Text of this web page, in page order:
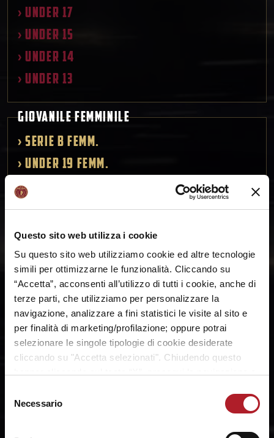
Questo sito web utilizza i cookie
Su questo sito web utilizziamo cookie ed altre tecnologie
simili per ottimizzarne le funzionalità. Cliccando su
“Accetta”, acconsenti all’utilizzo di tutti i cookie, anche di
terze parti, che utilizziamo per personalizzare la
navigazione, analizzare a fini statistici le visite al sito e
per finalità di marketing/profilazione; oppure potrai
selezionare le singole tipologie di cookie desiderate
cliccando su "Accetta selezionati". Chiudendo questo
fruizione del sito. Potrai modificare le tue preferenze in
ogni momento mediante il link “Impostazione dei cookie”
a fine pagina. Per ulteriori informazioni ti invitiamo a
delNecessario
› UNDER 17
› UNDER 15
› UNDER 14
› UNDER 13
GIOVANILE FEMMINILE
› SERIE B femm.
› UNDER 19 femm.
› UNDER 17 femm.
› UNDER 15 femm.
› UNDER 14 femm.
› UNDER 13 femm.
MINIBASKET
Lo sport è aggregazione, condivisione e
arricchimento. Un valore fondamentale per la
crescita personale, in particolare in questo
momento storico.